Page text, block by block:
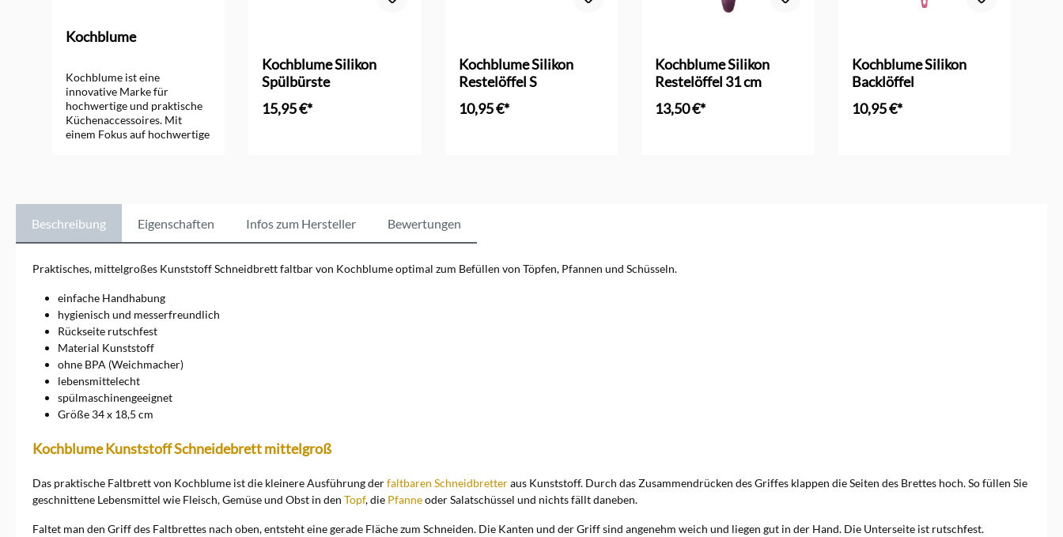
Kochblume
Kochblume ist eine
innovative Marke für
hochwertige und praktische
Küchenaccessoires. Mit
einem Fokus auf hochwertige
Kochutensilien und
Backformen, die
hitzebeständig, langlebig und
einfach zu reinigen sind.
Diese Produkte helfen, den
Kochalltag zu erleichtern und
Küchenumgebung. Entdecken
Sie die funktionale Eleganz
von Kochblume und
verbessern Sie Ihre Koch-
und Backerlebnisse mit
cleverem Design.
Kochblume Silikon
Spülbürste
15,95 €*
Kochblume Silikon
Restelöffel S
10,95 €*
Kochblume Silikon
Restelöffel 31 cm
13,50 €*
Kochblume Silikon
Backlöffel
10,95 €*
Beschreibung Eigenschaften Infos zum Hersteller Bewertungen
Praktisches, mittelgroßes Kunststoff Schneidbrett faltbar von Kochblume optimal zum Befüllen von Töpfen, Pfannen und Schüsseln.
einfache Handhabung
hygienisch und messerfreundlich
Rückseite rutschfest
Material Kunststoff
ohne BPA (Weichmacher)
lebensmittelecht
spülmaschinengeeignet
Größe 34 x 18,5 cm
Kochblume Kunststoff Schneidebrett mittelgroß
Das praktische Faltbrett von Kochblume ist die kleinere Ausführung derfaltbaren Schneidbretteraus Kunststoff. Durch das Zusammendrücken des Griffes klappen die Seiten des Brettes hoch. So füllen Sie
geschnittene Lebensmittel wie Fleisch, Gemüse und Obst in den Topf, die Pfanneoder Salatschüssel und nichts fällt daneben.
Faltet man den Griff des Faltbrettes nach oben, entsteht eine gerade Fläche zum Schneiden. Die Kanten und der Griff sind angenehm weich und liegen gut in der Hand. Die Unterseite ist rutschfest.